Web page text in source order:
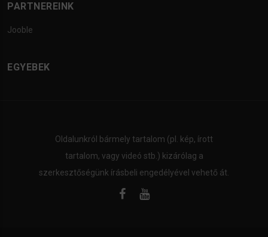
PARTNEREINK
Jooble
EGYEBEK
Oldalunkról bármely tartalom (pl. kép, írott
tartalom, vagy videó stb.) kizárólag a
szerkesztőségünk írásbeli engedélyével vehető át.